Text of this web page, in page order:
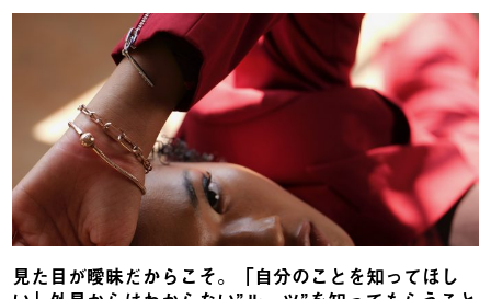
見た目が曖昧だからこそ。「自分のことを知ってほし